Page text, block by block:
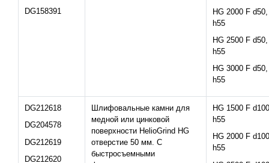
DG158391
HG 2000 F d50,
h55
HG 2500 F d50,
h55
HG 3000 F d50,
h55
DG212618
DG204578
DG212619
DG212620
Шлифовальные камни для
медной или цинковой
поверхности HelioGrind HG
отверстие 50 мм. С
быстросъемными
HG 1500 F
h55
HG 2000 F
h55